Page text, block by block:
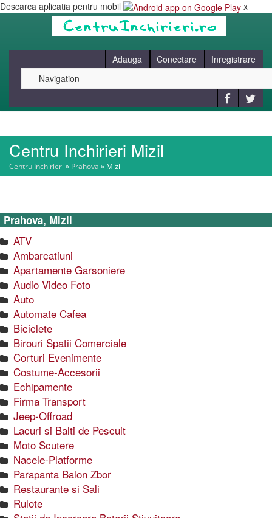
Descarca aplicatia pentru mobil x
Adauga Conectare Inregistrare
HOME
BLOG
CONTACT
Centru Inchirieri Mizil
Centru Inchirieri » Prahova » Mizil
Prahova, Mizil
ATV
Ambarcatiuni
Apartamente Garsoniere
Audio Video Foto
Auto
Automate Cafea
Biciclete
Birouri Spatii Comerciale
Corturi Evenimente
Costume-Accesorii
Echipamente
Firma Transport
Jeep-Offroad
Lacuri si Balti de Pescuit
Moto Scutere
Nacele-Platforme
Parapanta Balon Zbor
Restaurante si Sali
Rulote